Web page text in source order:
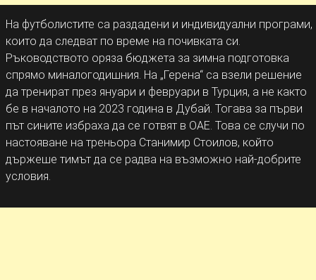
На футболистите са раздадени и индивидуални програми,
които да следват по време на почивката си.
Ръководството оряза бюджета за зимна подготовка
спрямо миналогодишния. На „Герена“ са взели решение
да тренират през януари и февруари в Турция, а не както
бе в началото на 2023 година в Дубай. Тогава за първи
път сините избраха да се готвят в ОАЕ. Това се случи по
настояване на треньора Станимир Стоилов, който
държеше тимът да се радва на възможно най-добрите
условия.